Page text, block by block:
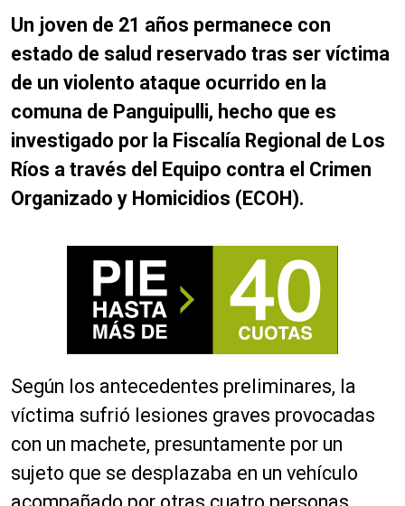
Un joven de 21 años permanece con
estado de salud reservado tras ser víctima
de un violento ataque ocurrido en la
comuna de Panguipulli, hecho que es
investigado por la Fiscalía Regional de Los
Ríos a través del Equipo contra el Crimen
Organizado y Homicidios (ECOH).
Según los antecedentes preliminares, la
víctima sufrió lesiones graves provocadas
con un machete, presuntamente por un
sujeto que se desplazaba en un vehículo